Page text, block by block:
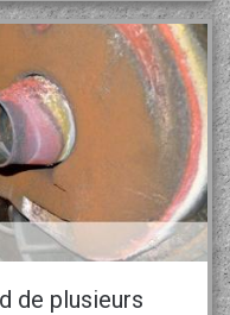
de plusieurs